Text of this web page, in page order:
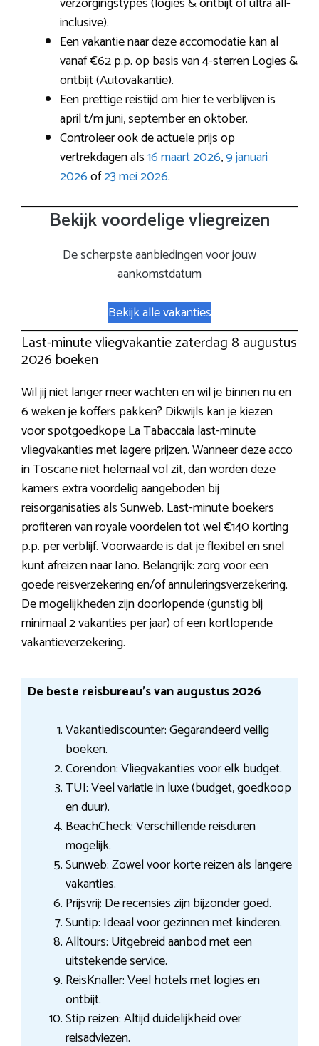
inclusive).
Een vakantie naar deze accomodatie kan al
vanaf €62 p.p. op basis van 4-sterren Logies &
ontbijt (Autovakantie).
Een prettige reistijd om hier te verblijven is
april t/m juni, september en oktober.
Controleer ook de actuele prijs op
vertrekdagen als16 maart 2026,9 januari
2026of23 mei 2026.
Bekijk voordelige vliegreizen
De scherpste aanbiedingen voor jouw
aankomstdatum
Bekijk alle vakanties
Last-minute vliegvakantie zaterdag 8 augustus
2026 boeken
Wil jij niet langer meer wachten en wil je binnen nu en
6 weken je koffers pakken? Dikwijls kan je kiezen
voor spotgoedkope La Tabaccaia last-minute
vliegvakanties met lagere prijzen. Wanneer deze acco
in Toscane niet helemaal vol zit, dan worden deze
kamers extra voordelig aangeboden bij
reisorganisaties als Sunweb. Last-minute boekers
profiteren van royale voordelen tot wel €140 korting
p.p. per verblijf. Voorwaarde is dat je flexibel en snel
kunt afreizen naar Iano. Belangrijk: zorg voor een
goede reisverzekering en/of annuleringsverzekering.
De mogelijkheden zijn doorlopende (gunstig bij
minimaal 2 vakanties per jaar) of een kortlopende
vakantieverzekering.
De beste reisbureau’s van augustus 2026
Vakantiediscounter: Gegarandeerd veilig
boeken.
Corendon: Vliegvakanties voor elk budget.
TUI: Veel variatie in luxe (budget, goedkoop
en duur).
BeachCheck: Verschillende reisduren
mogelijk.
Sunweb: Zowel voor korte reizen als langere
vakanties.
Prijsvrij: De recensies zijn bijzonder goed.
Suntip: Ideaal voor gezinnen met kinderen.
Alltours: Uitgebreid aanbod met een
uitstekende service.
ReisKnaller: Veel hotels met logies en
ontbijt.
Stip reizen: Altijd duidelijkheid over
reisadviezen.